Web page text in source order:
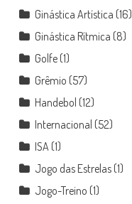
Ginástica Artística (16)
Ginástica Rítmica (8)
Golfe(1)
Grêmio (57)
Handebol (12)
Internacional (52)
ISA (1)
Jogo das Estrelas(1)
Jogo-Treino (1)